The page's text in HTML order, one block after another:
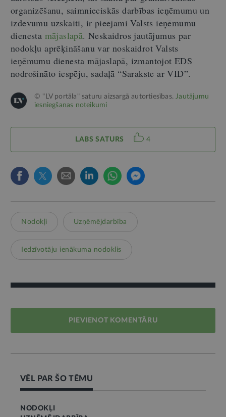
organizēšanu, saimnieciskās darbības ieņēmumu un
izdevumu uzskaiti, ir pieejami Valsts ieņēmumu
dienesta mājaslapā. Neskaidros jautājumus par
nodokļu aprēķināšanu var noskaidrot Valsts
ieņēmumu dienesta mājaslapā, izmantojot EDS
nodrošināto iespēju, sadaļā “Sarakste ar VID”.
© "LV portāla" saturu aizsargā autortiesības.Jautājumu
iesniegšanas noteikumi
LABS SATURS 4
Nodokļi Uzņēmējdarbība
Iedzīvotāju ienākuma nodoklis
PIEVIENOT KOMENTĀRU
VĒL PAR ŠO TĒMU
NODOKĻI